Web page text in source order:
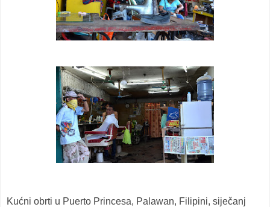
Kućni obrti u Puerto Princesa, Palawan, Filipini, siječanj